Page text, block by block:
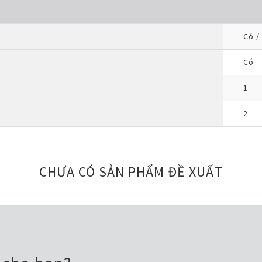
Có /
Có
1
2
CHƯA CÓ SẢN PHẨM ĐỀ XUẤT